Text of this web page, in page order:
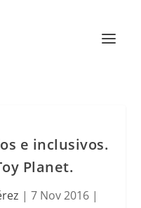
e inclusivos.
Planet.
| 7 Nov 2016|